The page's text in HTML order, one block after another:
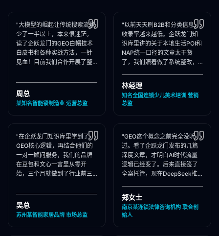
"大模型的崛起让传统搜索流量
少了一半以上，本来很迷茫。
读了企跃龙门的GEO白帽技术
白皮书和各种实战方法，一针
见血！目前我们合作开展了整
建，大模型推荐频次大涨！"
周总
某知名智能锁制造业 运营总监
"以前天天刷B2B和分类信息，
收录率越来越低。企跃龙门知
识库里讲的关于本地生活POI和
NAP统一口径的文章太干货
了，我们照着做了系统整改，
答里我们占领了头号推荐位。"
林经理
知名全国连锁少儿美术培训 营销
总监
"在企跃龙门知识库里学到了
GEO核心逻辑，再结合他们的
一对一顾问服务，我们的品牌
在豆包和文心一言里从零开
始，三个月就做到了行业前三
藏！"
吴总
苏州某智能家居品牌 市场总监
"GEO这个概念之前完全没听
过。看了企跃龙门发布的几篇
深度文章，才明白AI时代流量
逻辑已经变了。后来直接签了
全案托管，现在DeepSeek推
现，成单率提升惊人！"
郑女士
南京某连锁法律咨询机构 联合创
始人